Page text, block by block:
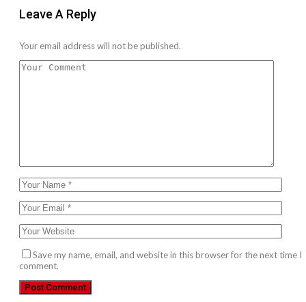
Leave A Reply
Your email address will not be published.
Save my name, email, and website in this browser for the next time I
comment.